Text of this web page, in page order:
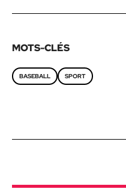
MOTS-CLÉS
BASEBALL SPORT